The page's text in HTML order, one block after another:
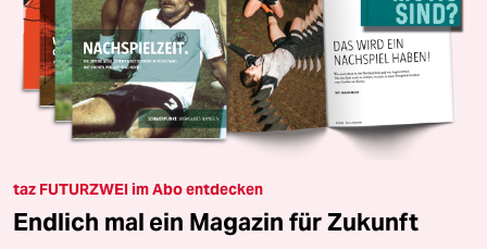
taz FUTURZWEI im Abo entdecken
Endlich mal ein Magazin für Zukunft